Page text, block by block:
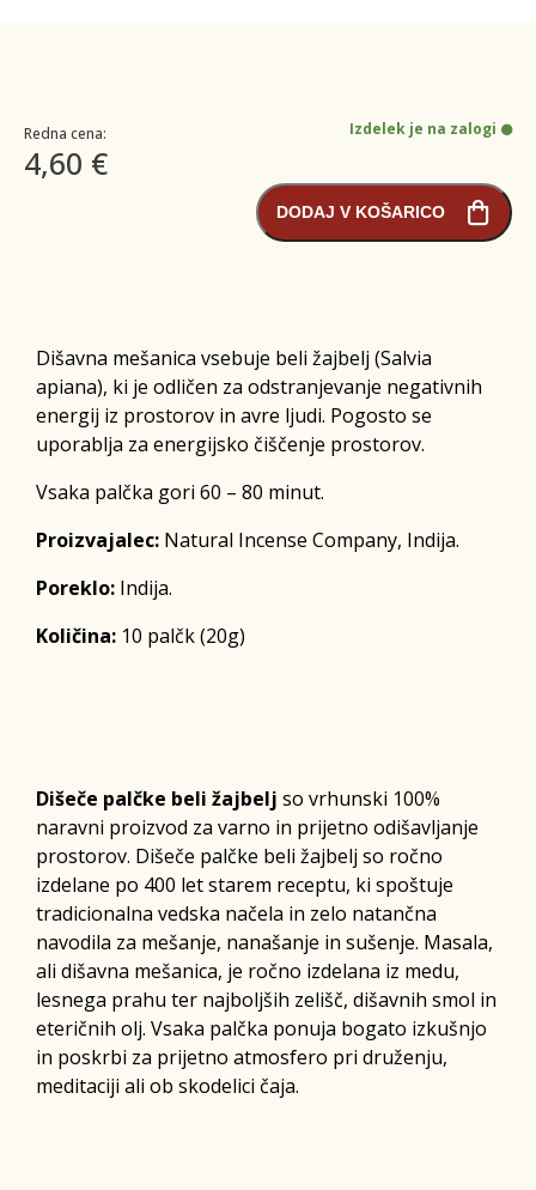
Redna cena:
4,60 €
Izdelek je na zalogi
DODAJ V KOŠARICO
Dišavna mešanica vsebuje beli žajbelj (Salvia
apiana), ki je odličen za odstranjevanje negativnih
energij iz prostorov in avre ljudi. Pogosto se
uporablja za energijsko čiščenje prostorov.
Vsaka palčka gori 60 – 80 minut.
Proizvajalec: Natural Incense Company, Indija.
Poreklo: Indija.
Količina: 10 palčk (20g)
Dišeče palčke beli žajbelj so vrhunski 100%
naravni proizvod za varno in prijetno odišavljanje
prostorov. Dišeče palčke beli žajbelj so ročno
izdelane po 400 let starem receptu, ki spoštuje
tradicionalna vedska načela in zelo natančna
navodila za mešanje, nanašanje in sušenje. Masala,
ali dišavna mešanica, je ročno izdelana iz medu,
lesnega prahu ter najboljših zelišč, dišavnih smol in
eteričnih olj. Vsaka palčka ponuja bogato izkušnjo
in poskrbi za prijetno atmosfero pri druženju,
meditaciji ali ob skodelici čaja.